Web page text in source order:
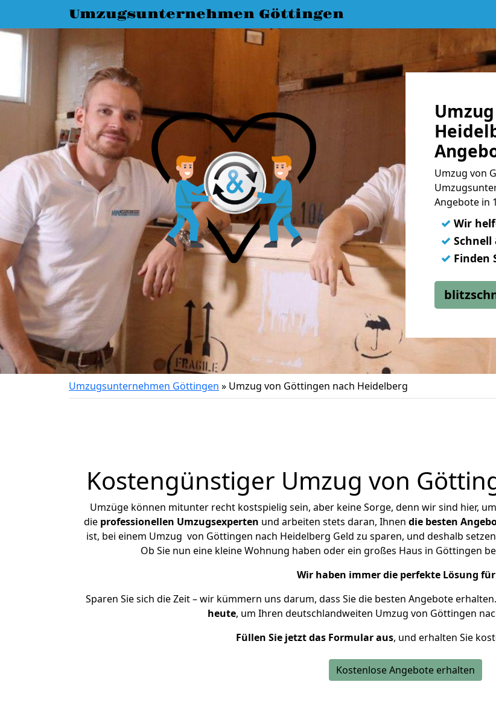
Umzugsunternehmen Göttingen
Umzug von
Angebote in
✓ Wir
✓
✓ Finden
Umzugsunternehmen Göttingen » Umzug von Göttingen nach Heidelberg
Kostengünstiger Umzug von
Umzüge können mitunter recht kostspielig sein, aber keine Sorge, denn wir sind hier,
die professionellen Umzugsexperten und arbeiten stets daran, Ihnen die besten
ist, bei einem Umzug von Göttingen nach Heidelberg Geld zu sparen, und deshalb
Ob Sie nun eine kleine Wohnung haben oder ein großes Haus in Göttingen
Wir haben immer die perfekte Lösung für
Sparen Sie sich die Zeit – wir kümmern uns darum, dass Sie die besten Angebote erhalten.
heute, um Ihren deutschlandweiten Umzug von Göttingen
Füllen Sie jetzt das Formular aus, und erhalten Sie
Kostenlose Angebote erhalten